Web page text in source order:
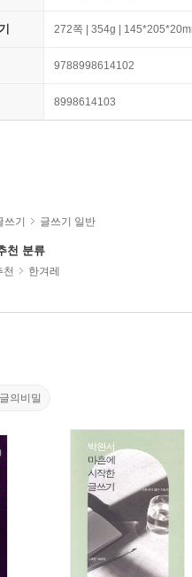
272쪽 | 354g |
9788998614102
8998614103
쓰기 글쓰기 일반
천 분류
천 한겨레
의비밀